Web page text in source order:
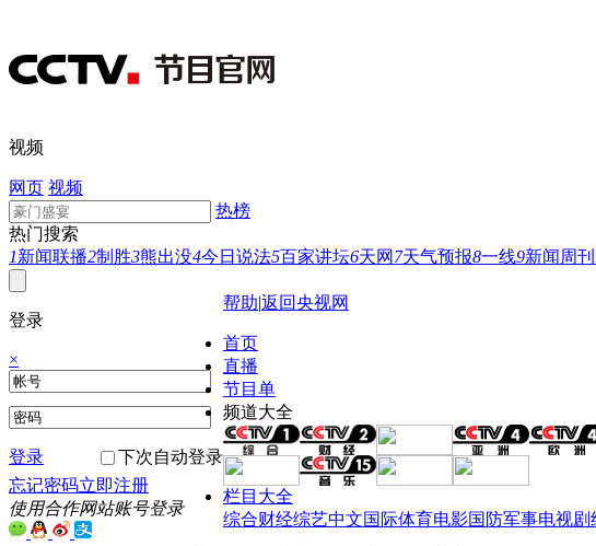
视频
网页 视频
热榜
热门搜索
1新闻联播2制胜3熊出没4今日说法5百家讲坛6天网 7天气预报8一线9新闻周刊
登录
×
登录
下次自动登录
忘记密码立即注册
使用合作网站账号登录
帮助|返回央视网
首页
直播
节目单
频道大全
栏目大全
综合财经综艺中文国际体育电影国防军事电视剧